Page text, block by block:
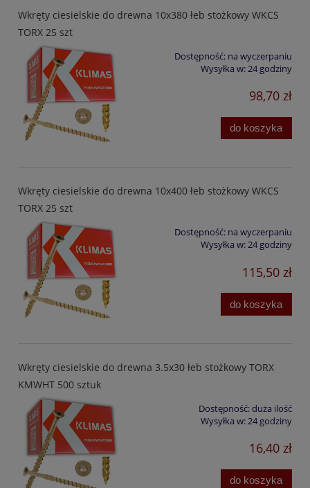
Wkręty ciesielskie do drewna 10x380 łeb stożkowy WKCS
TORX 25 szt
Dostępność: na wyczerpaniu
Wysyłka w:24 godziny
98,70 zł
do koszyka
Wkręty ciesielskie do drewna 10x400 łeb stożkowy WKCS
TORX 25 szt
Dostępność: na wyczerpaniu
Wysyłka w:24 godziny
115,50 zł
do koszyka
Wkręty ciesielskie do drewna 3.5x30 łeb stożkowy TORX
KMWHT 500 sztuk
Dostępność:duża ilość
Wysyłka w:24 godziny
16,40 zł
do koszyka